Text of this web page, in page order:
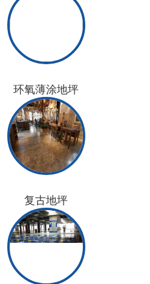
环氧薄涂地坪
复古地坪